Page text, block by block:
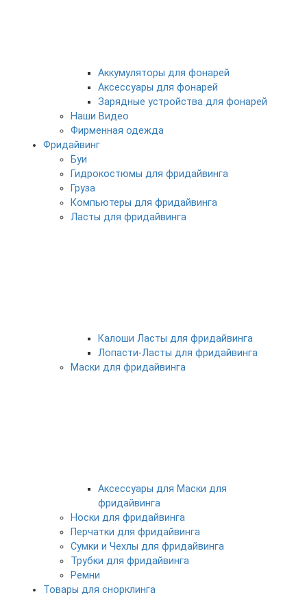
Аккумуляторы для фонарей
Аксессуары для фонарей
Зарядные устройства для фонарей
Наши Видео
Фирменная одежда
Фридайвинг
Буи
Гидрокостюмы для фридайвинга
Груза
Компьютеры для фридайвинга
Ласты для фридайвинга
Калоши Ласты для фридайвинга
Лопасти-Ласты для фридайвинга
Маски для фридайвинга
Аксессуары для Маски для
фридайвинга
Носки для фридайвинга
Перчатки для фридайвинга
Сумки и Чехлы для фридайвинга
Трубки для фридайвинга
Ремни
Товары для снорклинга